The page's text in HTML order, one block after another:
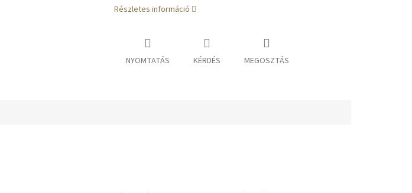
Részletes információ
NYOMTATÁS KÉRDÉS MEGOSZTÁS